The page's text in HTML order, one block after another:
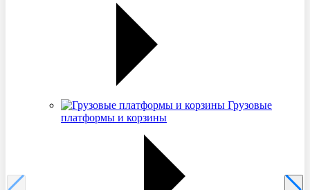
Грузовые
платформы и корзины